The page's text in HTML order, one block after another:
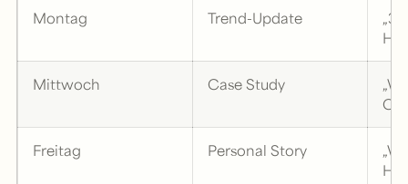
Montag Trend-Update
„3
Mittwoch Case Study
Freitag Personal Story